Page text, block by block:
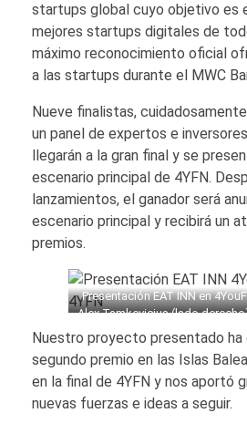
startups global cuyo objetivo es
mejores startups digitales de
máximo reconocimiento oficial
a las startups durante el MWC
Nueve finalistas,
un panel de expertos e
llegarán a la gran final y se
escenario principal de 4YFN.
lanzamientos, el ganador será
escenario principal y recibirá un
premios.
Presentación EAT INN en
Alex Tamkevicius (lado
Grupo Balear Online y CMO
a su lado Blanca Bartolamé y
Fundadores y CEO de
Nuestro proyecto presentado ha
segundo premio en las Islas
en la final de 4YFN y nos aportó
nuevas fuerzas e ideas a seguir.